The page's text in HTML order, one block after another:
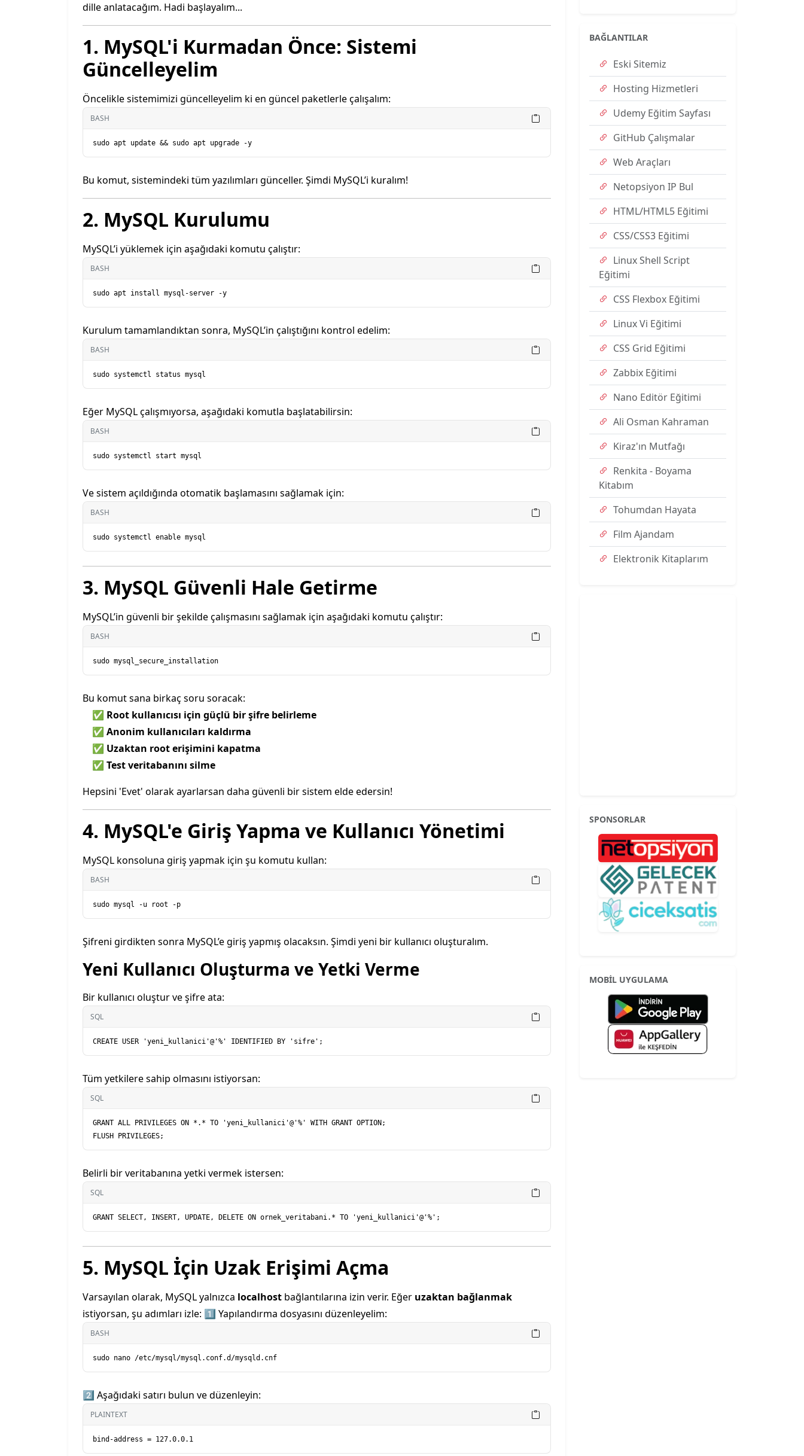
dille anlatacağım. Hadi başlayalım...
1. MySQL'i Kurmadan Önce: Sistemi
Güncelleyelim
Öncelikle sistemimizi güncelleyelim ki en güncel paketlerle çalışalım:
BASH
Bu komut, sistemindeki tüm yazılımları günceller. Şimdi MySQL’i kuralım!
2. MySQL Kurulumu
MySQL’i yüklemek için aşağıdaki komutu çalıştır:
BASH
Kurulum tamamlandıktan sonra, MySQL’in çalıştığını kontrol edelim:
BASH
Eğer MySQL çalışmıyorsa, aşağıdaki komutla başlatabilirsin:
BASH
Ve sistem açıldığında otomatik başlamasını sağlamak için:
BASH
3. MySQL Güvenli Hale Getirme
MySQL’in güvenli bir şekilde çalışmasını sağlamak için aşağıdaki komutu çalıştır:
BASH
Bu komut sana birkaç soru soracak:
✅ Root kullanıcısı için güçlü bir şifre belirleme
✅ Anonim kullanıcıları kaldırma
✅ Uzaktan root erişimini kapatma
✅ Test veritabanını silme
Hepsini 'Evet' olarak ayarlarsan daha güvenli bir sistem elde edersin!
4. MySQL'e Giriş Yapma ve Kullanıcı Yönetimi
MySQL konsoluna giriş yapmak için şu komutu kullan:
BASH
Şifreni girdikten sonra MySQL’e giriş yapmış olacaksın. Şimdi yeni bir kullanıcı oluşturalım.
Yeni Kullanıcı Oluşturma ve Yetki Verme
Bir kullanıcı oluştur ve şifre ata:
SQL
Tüm yetkilere sahip olmasını istiyorsan:
SQL
GRANT ALL PRIVILEGES ON *.* TO 'yeni_kullanici'@'%' WITH GRANT OPTION;
Belirli bir veritabanına yetki vermek istersen:
SQL
5. MySQL İçin Uzak Erişimi Açma
Varsayılan olarak, MySQL yalnızca localhost bağlantılarına izin verir. Eğer uzaktan bağlanmak
istiyorsan, şu adımları izle: 1️⃣ Yapılandırma dosyasını düzenleyelim:
BASH
2️⃣ Aşağıdaki satırı bulun ve düzenleyin:
PLAINTEXT
BAĞLANTILAR
Eski Sitemiz
Hosting Hizmetleri
Udemy Eğitim Sayfası
GitHub Çalışmalar
Web Araçları
Netopsiyon IP Bul
HTML/HTML5 Eğitimi
CSS/CSS3 Eğitimi
Linux Shell Script
Eğitimi
CSS Flexbox Eğitimi
Linux Vi Eğitimi
CSS Grid Eğitimi
Zabbix Eğitimi
Nano Editör Eğitimi
Ali Osman Kahraman
Kiraz'ın Mutfağı
Renkita - Boyama
Kitabım
Tohumdan Hayata
Film Ajandam
Elektronik Kitaplarım
SPONSORLAR
MOBİL UYGULAMA